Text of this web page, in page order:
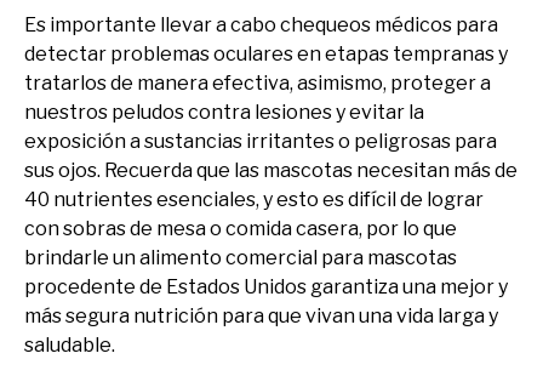
Es importante llevar a cabo chequeos médicos para
detectar problemas oculares en etapas tempranas y
tratarlos de manera efectiva, asimismo, proteger a
nuestros peludos contra lesiones y evitar la
exposición a sustancias irritantes o peligrosas para
sus ojos. Recuerda que las mascotas necesitan más de
40 nutrientes esenciales, y esto es difícil de lograr
con sobras de mesa o comida casera, por lo que
brindarle un alimento comercial para mascotas
procedente de Estados Unidos garantiza una mejor y
más segura nutrición para que vivan una vida larga y
saludable.